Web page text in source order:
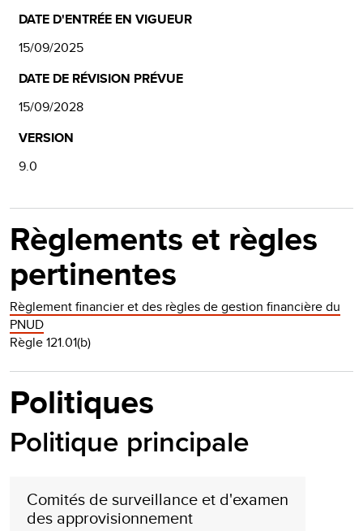
DATE D'ENTRÉE EN VIGUEUR
15/09/2025
DATE DE RÉVISION PRÉVUE
15/09/2028
VERSION
9.0
Règlements et règles
pertinentes
Règlement financier et des règles de gestion financière du
PNUD
Règle 121.01(b)
Politiques
Politique principale
Comités de surveillance et d'examen
des approvisionnement